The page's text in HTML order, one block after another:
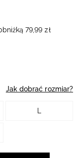
79,99 zł
Jak dobrać rozmiar?
L